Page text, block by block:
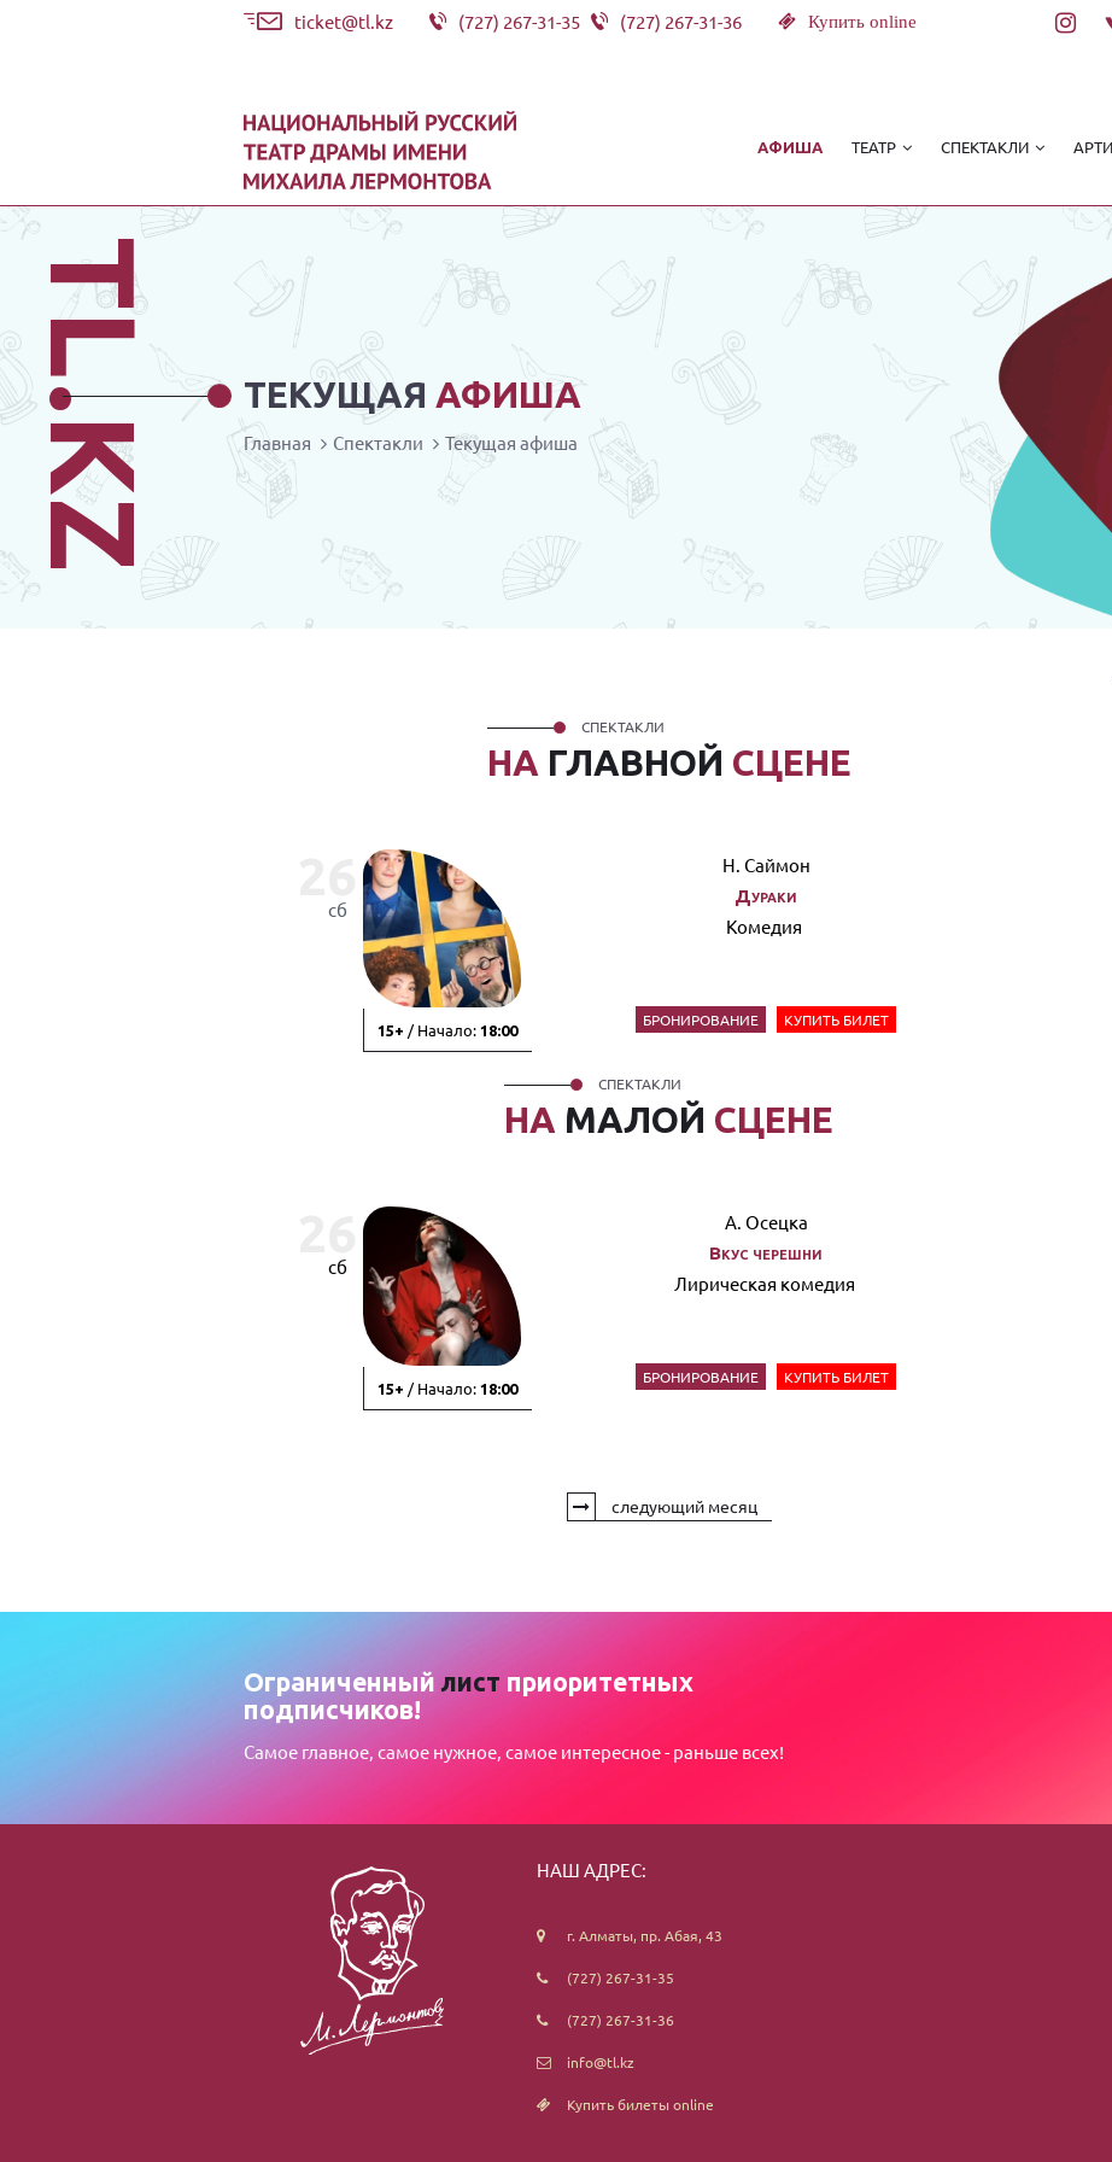
ticket@tl.kz (727) 267-31-35 (727) 267-31-36 Купить online
АФИША ТЕАТР СПЕКТАКЛИ
ТЕКУЩАЯ АФИША
TL.KZ Главная Спектакли Текущая афиша
НА ГЛАВНОЙ СЦЕНЕ
СПЕКТАКЛИ
сб
15+ / Начало: 18:00
Н. Саймон
Дураки
Комедия
БРОНИРОВАНИЕ КУПИТЬ БИЛЕТ
НА МАЛОЙ СЦЕНЕ
СПЕКТАКЛИ
сб
15+ / Начало: 18:00
А. Осецка
Вкус черешни
Лирическая комедия
БРОНИРОВАНИЕ КУПИТЬ БИЛЕТ
следующий месяц
Ограниченныйлист приоритетных
подписчиков!
Самое главное, самое нужное, самое интересное - раньше всех!
НАШ АДРЕС:
г. Алматы, пр. Абая, 43
(727) 267-31-35
(727) 267-31-36
info@tl.kz
Купить билеты online